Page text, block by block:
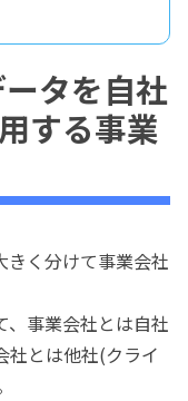
タを自社
する事業
きく分けて事業会社
、事業会社とは自社
社とは他社(クライ